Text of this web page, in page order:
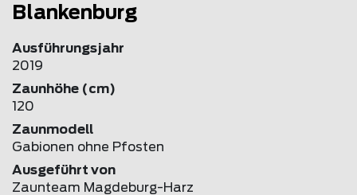
Blankenburg
Ausführungsjahr
2019
Zaunhöhe (cm)
120
Zaunmodell
Gabionen ohne Pfosten
Ausgeführt von
Zaunteam Magdeburg-Harz